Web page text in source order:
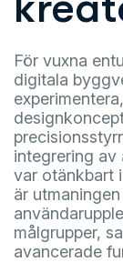
För vuxna
digitala
integrering
var otänkbart
är
målgrupper,
avancerade